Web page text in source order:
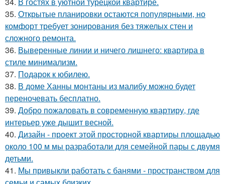
35. Открытые планировки остаются популярными, но
комфорт требует зонирования без тяжелых стен и
сложного ремонта.
36. Выверенные линии и ничего лишнего: квартира в
стиле минимализм.
37. Подарок к юбилею.
38. В доме Ханны монтаны из малибу можно будет
переночевать бесплатно.
39. Добро пожаловать в современную квартиру, где
интерьер уже дышит весной.
40. Дизайн - проект этой просторной квартиры площадью
около 100 м мы разработали для семейной пары с двумя
детьми.
41. Мы привыкли работать с банями - пространством для